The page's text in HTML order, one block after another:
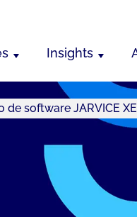
Insights
software JARVICE XE